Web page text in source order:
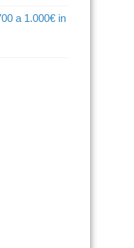
a 1.000€ in